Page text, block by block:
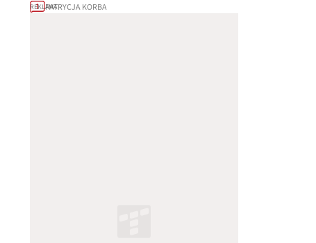
1 PATRYCJA KORBA